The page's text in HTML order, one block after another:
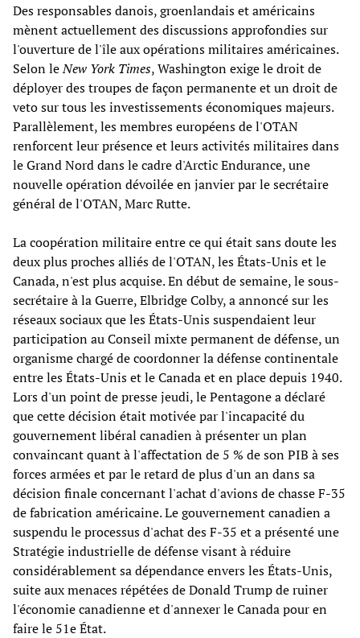
Des responsables danois, groenlandais et américains
mènent actuellement des discussions approfondies sur
l'ouverture de l'île aux opérations militaires américaines.
Selon leNew York Times, Washington exige le droit de
déployer des troupes de façon permanente et un droit de
veto sur tous les investissements économiques majeurs.
Parallèlement, les membres européens de l'OTAN
renforcent leur présence et leurs activités militaires dans
le Grand Nord dans le cadre d'Arctic Endurance, une
nouvelle opération dévoilée en janvier par le secrétaire
général de l'OTAN, Marc Rutte.
La coopération militaire entre ce qui était sans doute les
deux plus proches alliés de l'OTAN, les États-Unis et le
Canada, n'est plus acquise. En début de semaine, le sous-
secrétaire à la Guerre, Elbridge Colby, a annoncé sur les
réseaux sociaux que les États-Unis suspendaient leur
participation au Conseil mixte permanent de défense, un
organisme chargé de coordonner la défense continentale
entre les États-Unis et le Canada et en place depuis 1940.
Lors d'un point de presse jeudi, le Pentagone a déclaré
que cette décision était motivée par l'incapacité du
gouvernement libéral canadien à présenter un plan
convaincant quant à l'affectation de 5 % de son PIB à ses
forces armées et par le retard de plus d'un an dans sa
décision finale concernant l'achat d'avions de chasse F-35
de fabrication américaine. Le gouvernement canadien a
suspendu le processus d'achat des F-35 et a présenté une
Stratégie industrielle de défense visant à réduire
considérablement sa dépendance envers les États-Unis,
suite aux menaces répétées de Donald Trump de ruiner
l'économie canadienne et d'annexer le Canada pour en
faire le 51e État.